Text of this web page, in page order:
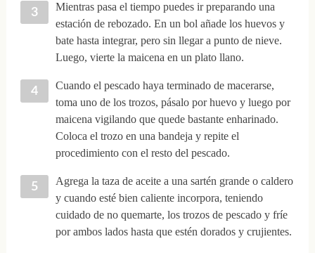
Mientras pasa el tiempo puedes ir preparando una
estación de rebozado. En un bol añade los huevos y
bate hasta integrar, pero sin llegar a punto de nieve.
Luego, vierte la maicena en un plato llano.
Cuando el pescado haya terminado de macerarse,
toma uno de los trozos, pásalo por huevo y luego por
maicena vigilando que quede bastante enharinado.
Coloca el trozo en una bandeja y repite el
procedimiento con el resto del pescado.
Agrega la taza de aceite a una sartén grande o caldero
y cuando esté bien caliente incorpora, teniendo
cuidado de no quemarte, los trozos de pescado y fríe
por ambos lados hasta que estén dorados y crujientes.